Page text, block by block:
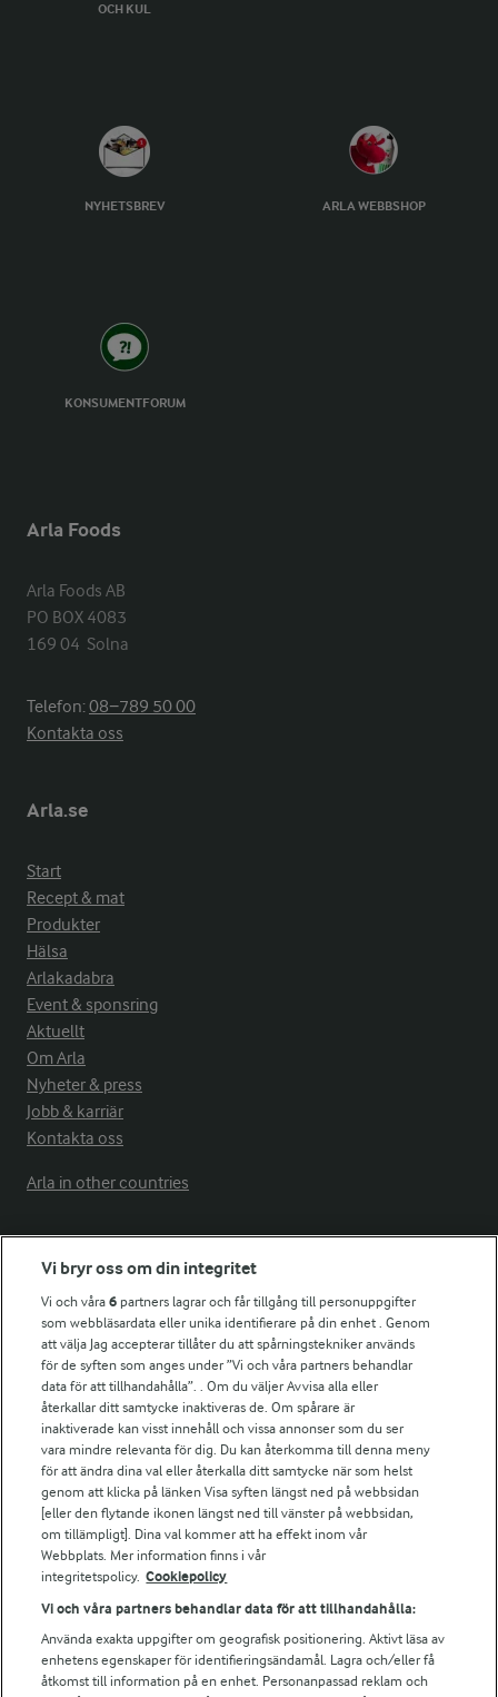
OCH KUL
NYHETSBREV ARLA WEBBSHOP
KONSUMENTFORUM
Arla Foods
Arla Foods AB
PO BOX 4083
169 04  Solna
Telefon:08−789 50 00
Kontakta oss
Arla.se
Start
Recept & mat
Produkter
Hälsa
Arlakadabra
Event & sponsring
Aktuellt
Om Arla
Nyheter & press
Jobb & karriär
Kontakta oss
Arla in other countries
Fler Arlasajter
För ägare
Arlas kundportal
Arla.com
Falbygdens Ost
Arla webbshop
Bildbank
Följ oss
Vi bryr oss om din integritet
Vi och våra6 partners lagrar och får tillgång till personuppgifter
som webbläsardata eller unika identifierare på din enhet . Genom
att välja Jag accepterar tillåter du att spårningstekniker används
för de syften som anges under ”Vi och våra partners behandlar
data för att tillhandahålla”. . Om du väljer Avvisa alla eller
återkallar ditt samtycke inaktiveras de. Om spårare är
inaktiverade kan visst innehåll och vissa annonser som du ser
vara mindre relevanta för dig. Du kan återkomma till denna meny
för att ändra dina val eller återkalla ditt samtycke när som helst
genom att klicka på länken Visa syften längst ned på webbsidan
[eller den flytande ikonen längst ned till vänster på webbsidan,
om tillämpligt]. Dina val kommer att ha effekt inom vår
Webbplats. Mer information finns i vår
integritetspolicy. Cookiepolicy
Vi och våra partners behandlar data för att tillhandahålla:
Använda exakta uppgifter om geografisk positionering. Aktivt läsa av
enhetens egenskaper för identifieringsändamål. Lagra och/eller få
åtkomst till information på en enhet. Personanpassad reklam och